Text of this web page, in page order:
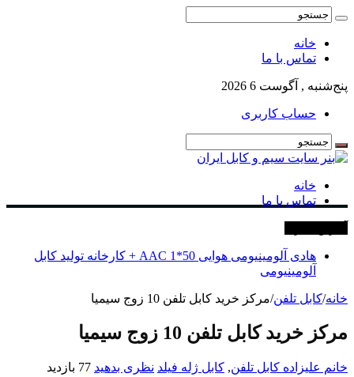
خانه
تماس با ما
پنج‌شنبه , آگوست 6 2026
حساب کاربری
خانه
تماس با ما
هادی آلومینیومی هوایی 50*1 AAC + کارخانه تولید کابل
آلومینیومی
خانه/کابل تلفن/مرکز خرید کابل تلفن 10 زوج سیمیا
مرکز خرید کابل تلفن 10 زوج سیمیا
خانم علیزاده کابل تلفن, کابل ژله فیلد نظری بدهید 77 بازدید